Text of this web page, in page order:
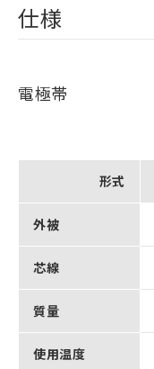
仕様
電極帯
形式
外被
芯線
質量
使用温度